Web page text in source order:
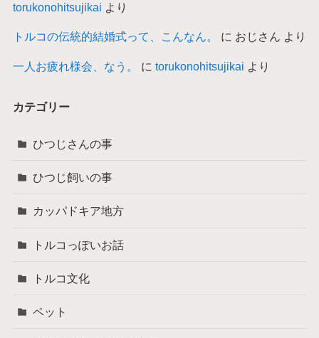
torukonohitsujikai より
トルコの伝統的結婚式って、こんなん。 に おじさん より
一人お疲れ様会、なう。 に torukonohitsujikai より
カテゴリー
ひつじさんの事
ひつじ飼いの事
カッパドキア地方
トルコっぽいお話
トルコ文化
ペット